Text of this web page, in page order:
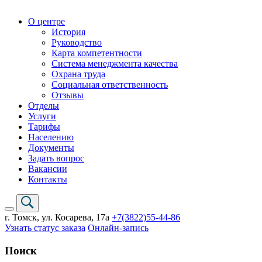
О центре
История
Руководство
Карта компетентности
Система менеджмента качества
Охрана труда
Социальная ответственность
Отзывы
Отделы
Услуги
Тарифы
Населению
Документы
Задать вопрос
Вакансии
Контакты
г. Томск, ул. Косарева, 17а +7(3822)55-44-86
Узнать статус заказа Онлайн-запись
Поиск